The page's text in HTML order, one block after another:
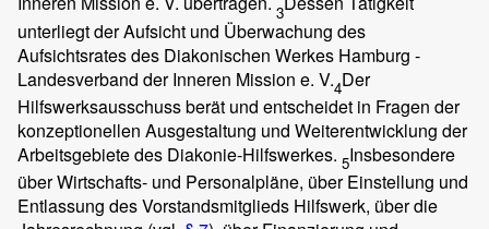
3
unterliegt der Aufsicht und Überwachung des
Aufsichtsrates des Diakonischen Werkes Hamburg -
Landesverband der Inneren Mission e. V.4Der
Hilfswerksausschuss berät und entscheidet in Fragen der
konzeptionellen Ausgestaltung und Weiterentwicklung der
Arbeitsgebiete des Diakonie-Hilfswerkes. 5Insbesondere
über Wirtschafts- und Personalpläne, über Einstellung und
Entlassung des Vorstandsmitglieds Hilfswerk, über die